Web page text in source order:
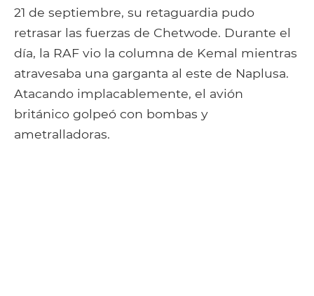
21 de septiembre, su retaguardia pudo
retrasar las fuerzas de Chetwode. Durante el
día, la RAF vio la columna de Kemal mientras
atravesaba una garganta al este de Naplusa.
Atacando implacablemente, el avión
británico golpeó con bombas y
ametralladoras.